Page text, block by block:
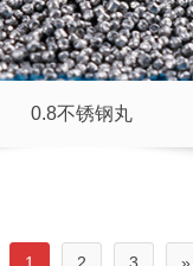
0.8不锈钢丸